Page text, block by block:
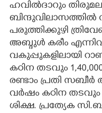
ART
ASTRO
CARTOONS
LITERATURE
ഹവിൽദാറും
പരുത്തിക്കുഴി
അബ്ദുൾ കരീം
വകുപ്പുകളിലായി
കഠിന തടവും
രണ്ടാം പ്രതി
വർഷം കഠിന തടവും
ശിക്ഷ. പ്രത്യേക